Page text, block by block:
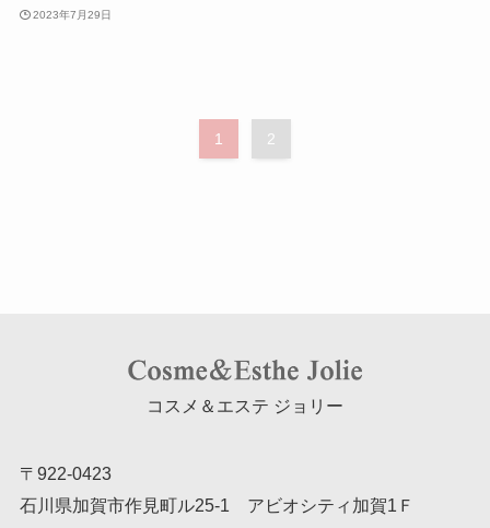
2023年7月29日
1 2
コスメ＆エステ ジョリー
〒922-0423
石川県加賀市作見町ル25-1 アビオシティ加賀1Ｆ